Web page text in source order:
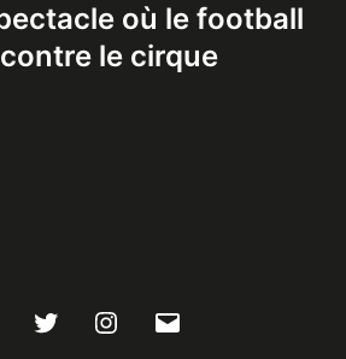
où le football
le cirque
FacebookTwitter Instagram